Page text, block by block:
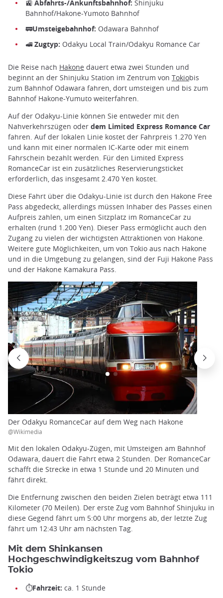
🚉 Abfahrts-/Ankunftsbahnhof: Shinjuku
Bahnhof/Hakone-Yumoto Bahnhof
🚃Umsteigebahnhof: Odawara Bahnhof
🚅 Zugtyp: Odakyu Local Train/Odakyu Romance Car
Die Reise nach Hakone dauert etwa zwei Stunden und
beginnt an der Shinjuku Station im Zentrum von Tokiobis
zum Bahnhof Odawara fahren, dort umsteigen und bis zum
Bahnhof Hakone-Yumuto weiterfahren.
Auf der Odakyu-Linie können Sie entweder mit den
Nahverkehrszügen oder dem Limited Express Romance Car
fahren. Auf der lokalen Linie kostet der Fahrpreis 1.270 Yen
und kann mit einer normalen IC-Karte oder mit einem
Fahrschein bezahlt werden. Für den Limited Express
RomanceCar ist ein zusätzliches Reservierungsticket
erforderlich, das insgesamt 2.470 Yen kostet.
Diese Fahrt über die Odakyu-Linie ist durch den Hakone Free
Pass abgedeckt, allerdings müssen Inhaber des Passes einen
Aufpreis zahlen, um einen Sitzplatz im RomanceCar zu
erhalten (rund 1.200 Yen). Dieser Pass ermöglicht auch den
Zugang zu vielen der wichtigsten Attraktionen von Hakone.
Weitere gute Möglichkeiten, um von Tokio aus nach Hakone
und in die Umgebung zu gelangen, sind der Fuji Hakone Pass
und der Hakone Kamakura Pass.
Der Odakyu RomanceCar auf dem Weg nach Hakone
@Wikimedia
Mit den lokalen Odakyu-Zügen, mit Umsteigen am Bahnhof
Odawara, dauert die Fahrt etwa 2 Stunden. Der RomanceCar
schafft die Strecke in etwa 1 Stunde und 20 Minuten und
fährt direkt.
Die Entfernung zwischen den beiden Zielen beträgt etwa 111
Kilometer (70 Meilen). Der erste Zug vom Bahnhof Shinjuku in
diese Gegend fährt um 5:00 Uhr morgens ab, der letzte Zug
fährt um 12:43 Uhr am nächsten Tag.
Mit dem Shinkansen
Hochgeschwindigkeitszug vom Bahnhof
Tokio
⏱Fahrzeit: ca. 1 Stunde